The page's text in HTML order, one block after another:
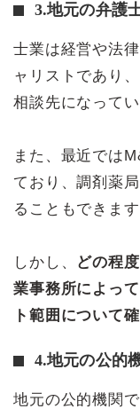
3.地元の弁護
士業は経営や法
ャリストであり
相談先になってい
また、最近では
ており、調剤薬
ることもできます
しかし、 どの程
業事務所によっ
ト範囲について
4.地元の公的
地元の公的機関